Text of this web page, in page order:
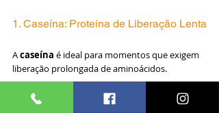
1. Caseína: Proteína de Liberação Lenta
A caseína é ideal para momentos que exigem
liberação prolongada de aminoácidos.
Quando usar: